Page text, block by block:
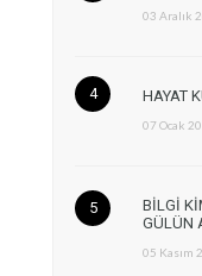
03 Aralık
HAYAT
07 Ocak
BİLGİ
GÜLÜN
05 Kasım